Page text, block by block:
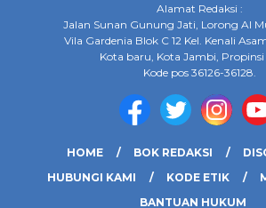
Alamat Redaksi :
Jalan Sunan Gunung Jati, Lorong Al
Vila Gardenia Blok C 12 Kel. Kenali
Kota baru, Kota Jambi,
Kode pos 36126-36128.
HOME BOK REDAKSI
HUBUNGI KAMI
KODE ETIK
BANTUAN HUKUM